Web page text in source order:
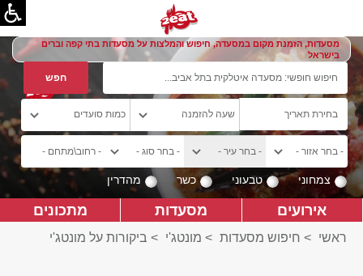
מסעדות, הזמנת מקום במסעדה, חיפוש והמלצות על מסעדות בתי קפה וברים
בישראל
צמחוני טבעוני כשר מהדרין
אירועים מסעדות מתכונים
ראשי > חיפוש מסעדות > מונטג'י > ביקורות על מונטג'י